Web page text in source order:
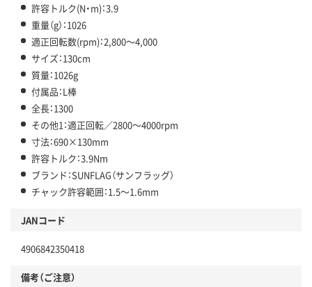
許容トルク(N・m)：3.9
重量（g）：1026
適正回転数(rpm)：2,800～4,000
サイズ：130cm
質量：1026g
付属品：L棒
全長：1300
その他1：適正回転／2800～4000rpm
寸法：690×130mm
許容トルク：3.9Nm
ブランド：SUNFLAG（サンフラッグ）
チャック許容範囲：1.5～1.6mm
JANコード
4906842350418
備考（ご注意）